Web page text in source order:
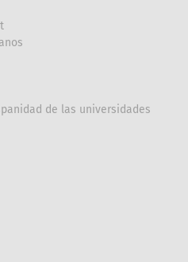
de las universidades